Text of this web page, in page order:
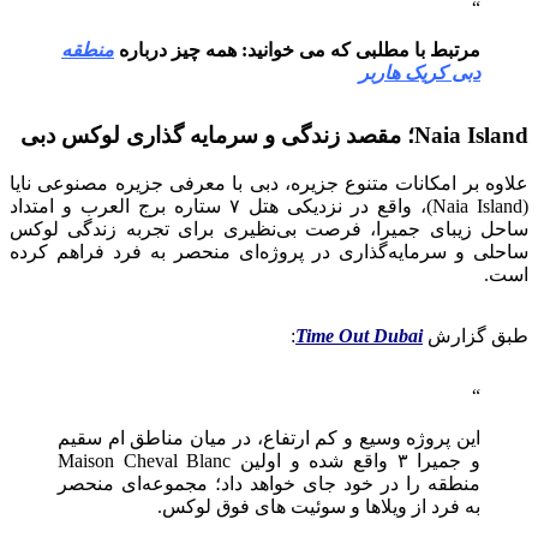
مرتبط با مطلبی که می خوانید: همه چیز درباره منطقه
دبی کریک هاربر
Naia Island؛ مقصد زندگی و سرمایه‌ گذاری لوکس دبی
علاوه بر امکانات متنوع جزیره، دبی با معرفی جزیره مصنوعی نایا
(Naia Island)، واقع در نزدیکی هتل ۷ ستاره برج العرب و امتداد
ساحل زیبای جمیرا، فرصت بی‌نظیری برای تجربه زندگی لوکس
ساحلی و سرمایه‌گذاری در پروژه‌ای منحصر به فرد فراهم کرده
است.
طبق گزارشTime Out Dubai
:
این پروژه وسیع و کم‌ ارتفاع، در میان مناطق ام سقیم
و جمیرا ۳ واقع شده و اولین Maison Cheval Blanc
منطقه را در خود جای خواهد داد؛ مجموعه‌ای منحصر
به فرد از ویلاها و سوئیت‌ های فوق‌ لوکس.